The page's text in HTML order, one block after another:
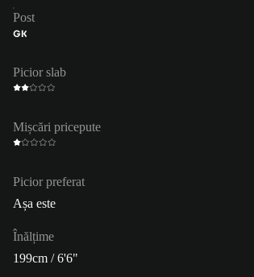
Post
GK
Picior slab
Mișcări pricepute
Picior preferat
Așa este
Înălțime
199cm / 6'6"